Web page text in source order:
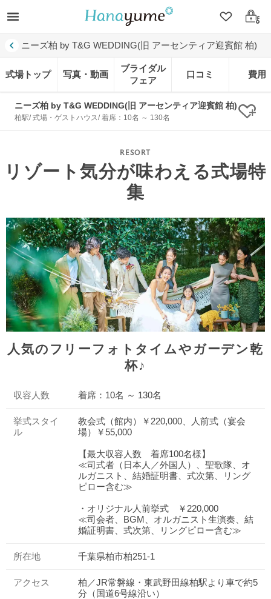
クリップ
ログ
ニーズ柏 by T&G WEDDING(旧 アーセンティア迎賓館 柏)
式場トップ 写真・動画
ブライダル
フェア
口コミ 費用
ニーズ柏 by T&G WEDDING(旧 アーセンティア迎賓館 柏)
柏駅/ 式場・ゲストハウス/ 着席：10名 ～ 130名 ク
リゾート気分が味わえる式場特
集
人気のフリーフォトタイムやガーデン乾
杯♪
収容人数 着席：10名 ～ 130名
挙式スタイ
ル
教会式（館内）￥220,000、人前式（宴会
場）￥55,000
【最大収容人数 着席100名様】
≪司式者（日本人／外国人）、聖歌隊、オ
ルガニスト、結婚証明書、式次第、リング
ピロー含む≫
・オリジナル人前挙式 ￥220,000
≪司会者、BGM、オルガニスト生演奏、結
婚証明書、式次第、リングピロー含む≫
所在地 千葉県柏市柏251-1
アクセス
柏／JR常磐線・東武野田線柏駅より車で約5
分（国道6号線沿い）